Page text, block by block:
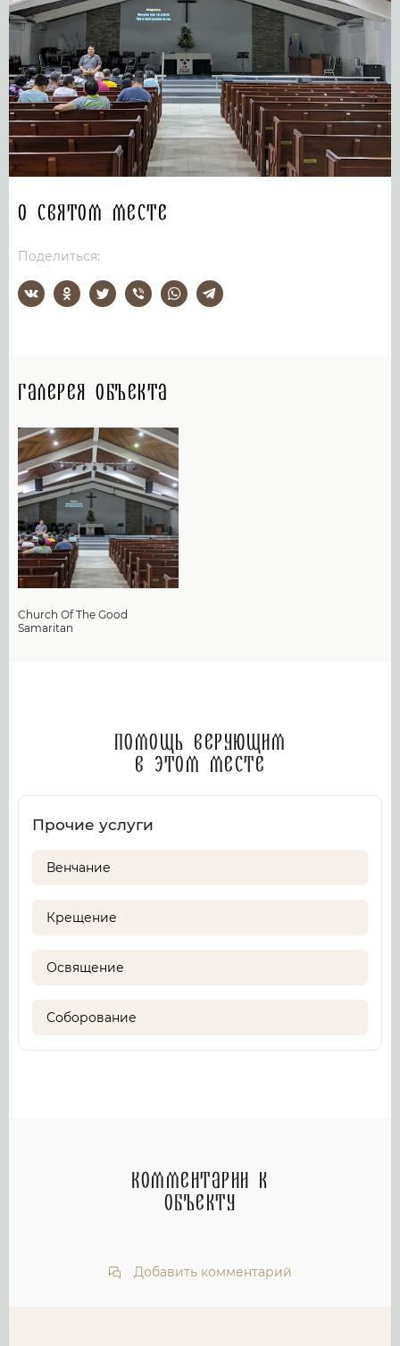
О святом месте
Поделиться:
Галерея объекта
Church Of The Good
Samaritan
Помощь верующим
в этом месте
Прочие услуги
Венчание
Крещение
Освящение
Соборование
Комментарии к
объекту
Добавить комментарий